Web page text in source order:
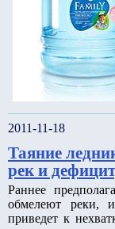
2011-11-18
Таяние
рек и
Раннее
обмелеют реки,
приведет к